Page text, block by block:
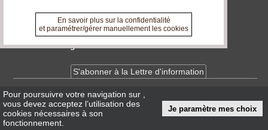
A propos de tvlocale.fr
Devenir délégué
S'abonner à la Lettre d'information
InfosCNIL/RGPD
Conditions Générales d'Utilisation
Pour poursuivre votre navigation sur
vous devez acceptez l’utilisation des
cookies nécessaires à son
fonctionnement.
Je paramètre mes choix
En savoir plus sur la confidentialité
et paramétrer/gérer manuellement les cookies